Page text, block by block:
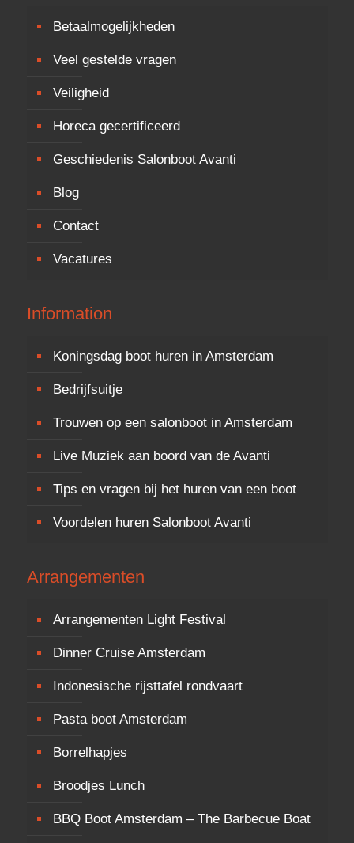
Betaalmogelijkheden
Veel gestelde vragen
Veiligheid
Horeca gecertificeerd
Geschiedenis Salonboot Avanti
Blog
Contact
Vacatures
Information
Koningsdag boot huren in Amsterdam
Bedrijfsuitje
Trouwen op een salonboot in Amsterdam
Live Muziek aan boord van de Avanti
Tips en vragen bij het huren van een boot
Voordelen huren Salonboot Avanti
Arrangementen
Arrangementen Light Festival
Dinner Cruise Amsterdam
Indonesische rijsttafel rondvaart
Pasta boot Amsterdam
Borrelhapjes
Broodjes Lunch
BBQ Boot Amsterdam – The Barbecue Boat